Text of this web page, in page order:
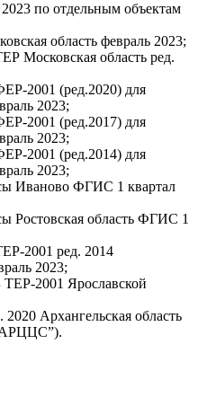
по отдельным объектам
область февраль 2023;
Московская область ред.
2001 (ред.2020) для
2023;
2001 (ред.2017) для
2023;
2001 (ред.2014) для
2023;
Иваново ФГИС 1 квартал
Ростовская область ФГИС 1
2001 ред. 2014
2023;
2001 Ярославской
Архангельская область